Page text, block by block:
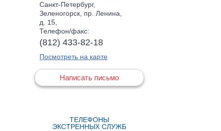
Санкт-Петербург,
Зеленогорск, пр. Ленина,
д. 15,
Телефон/факс:
(812) 433-82-18
Посмотреть на карте
Написать письмо
ТЕЛЕФОНЫ
ЭКСТРЕННЫХ СЛУЖБ